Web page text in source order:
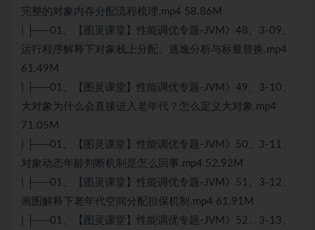
完整的对象内存分配流程梳理.mp4 58.86M
| ├──01、【图灵课堂】性能调优专题-JVM》48、3-09、
运行程序解释下对象栈上分配、逃逸分析与标量替换.mp4
61.49M
| ├──01、【图灵课堂】性能调优专题-JVM》49、3-10、
大对象为什么会直接进入老年代？怎么定义大对象.mp4
71.05M
| ├──01、【图灵课堂】性能调优专题-JVM》50、3-11、
对象动态年龄判断机制是怎么回事.mp4 52.92M
| ├──01、【图灵课堂】性能调优专题-JVM》51、3-12、
画图解释下老年代空间分配担保机制.mp4 61.91M
| ├──01、【图灵课堂】性能调优专题-JVM》52、3-13、